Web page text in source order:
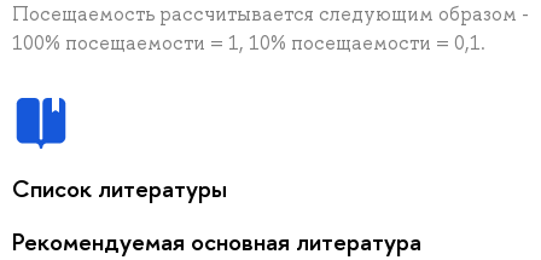
Посещаемость рассчитывается следующим образом -
100% посещаемости = 1, 10% посещаемости = 0,1.
Список литературы
Рекомендуемая основная литература